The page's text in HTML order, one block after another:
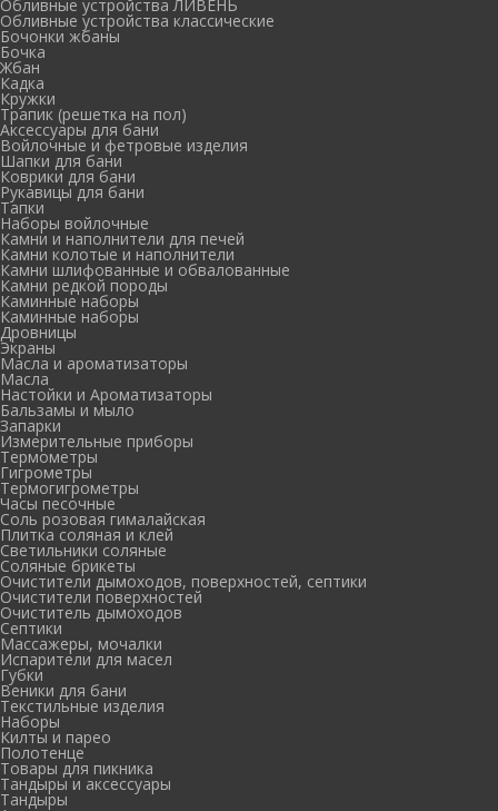
Обливные устройства ЛИВЕНЬ
Обливные устройства классические
Бочонки жбаны
Бочка
Жбан
Кадка
Кружки
Трапик (решетка на пол)
Аксессуары для бани
Войлочные и фетровые изделия
Шапки для бани
Коврики для бани
Рукавицы для бани
Тапки
Наборы войлочные
Камни и наполнители для печей
Камни колотые и наполнители
Камни шлифованные и обвалованные
Камни редкой породы
Каминные наборы
Каминные наборы
Дровницы
Экраны
Масла и ароматизаторы
Масла
Настойки и Ароматизаторы
Бальзамы и мыло
Запарки
Измерительные приборы
Термометры
Гигрометры
Термогигрометры
Часы песочные
Соль розовая гималайская
Плитка соляная и клей
Светильники соляные
Соляные брикеты
Очистители дымоходов, поверхностей, септики
Очистители поверхностей
Очиститель дымоходов
Септики
Массажеры, мочалки
Испарители для масел
Губки
Веники для бани
Текстильные изделия
Наборы
Килты и парео
Полотенце
Товары для пикника
Тандыры и аксессуары
Тандыры